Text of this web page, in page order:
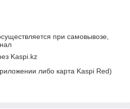
при самовывозе,
Kaspi.kz
либо карта Kaspi Red)